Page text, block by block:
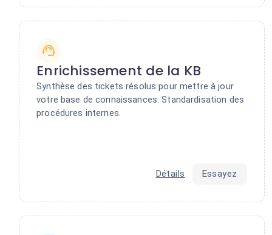
Enrichissement de la KB
Synthèse des tickets résolus pour mettre à jour
votre base de connaissances. Standardisation des
procédures internes.
Détails Essayez